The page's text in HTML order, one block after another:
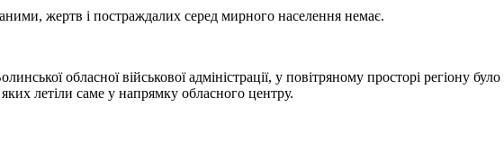
жертв і постраждалих серед мирного населення немає.
обласної військової адміністрації, у повітряному просторі регіону
яких летіли саме у напрямку обласного центру.